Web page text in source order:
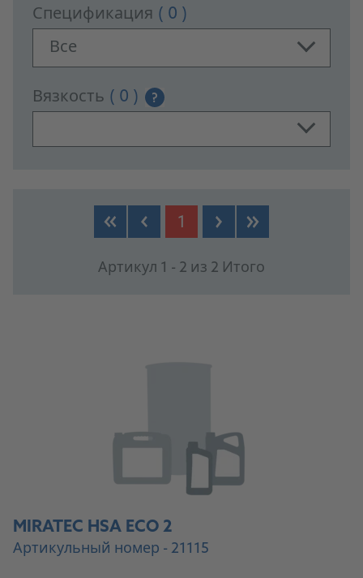
Спецификация ( 0 )
Все
Вязкость ( 0 ) ?
PRODUCTS
1
Артикул 1 - 2 из 2 Итого
MIRATEC HSA ECO 2
Артикульный номер - 21115